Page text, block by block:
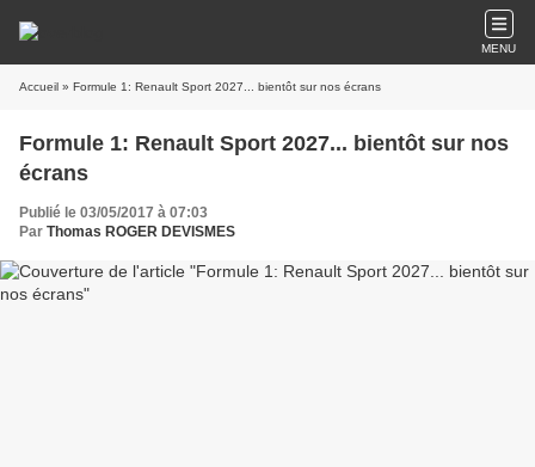
MENU
Accueil » Formule 1: Renault Sport 2027... bientôt sur nos écrans
Formule 1: Renault Sport 2027... bientôt sur nos
écrans
Publié le 03/05/2017 à 07:03
Par Thomas ROGER DEVISMES